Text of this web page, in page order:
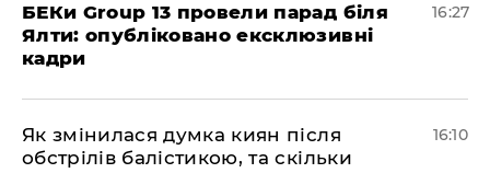
БЕКи Group 13 провели парад біля
Ялти: опубліковано ексклюзивні
кадри
16:27
Як змінилася думка киян після
обстрілів балістикою, та скільки
16:10